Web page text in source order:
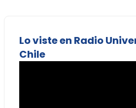
Lo viste en Radio
Chile